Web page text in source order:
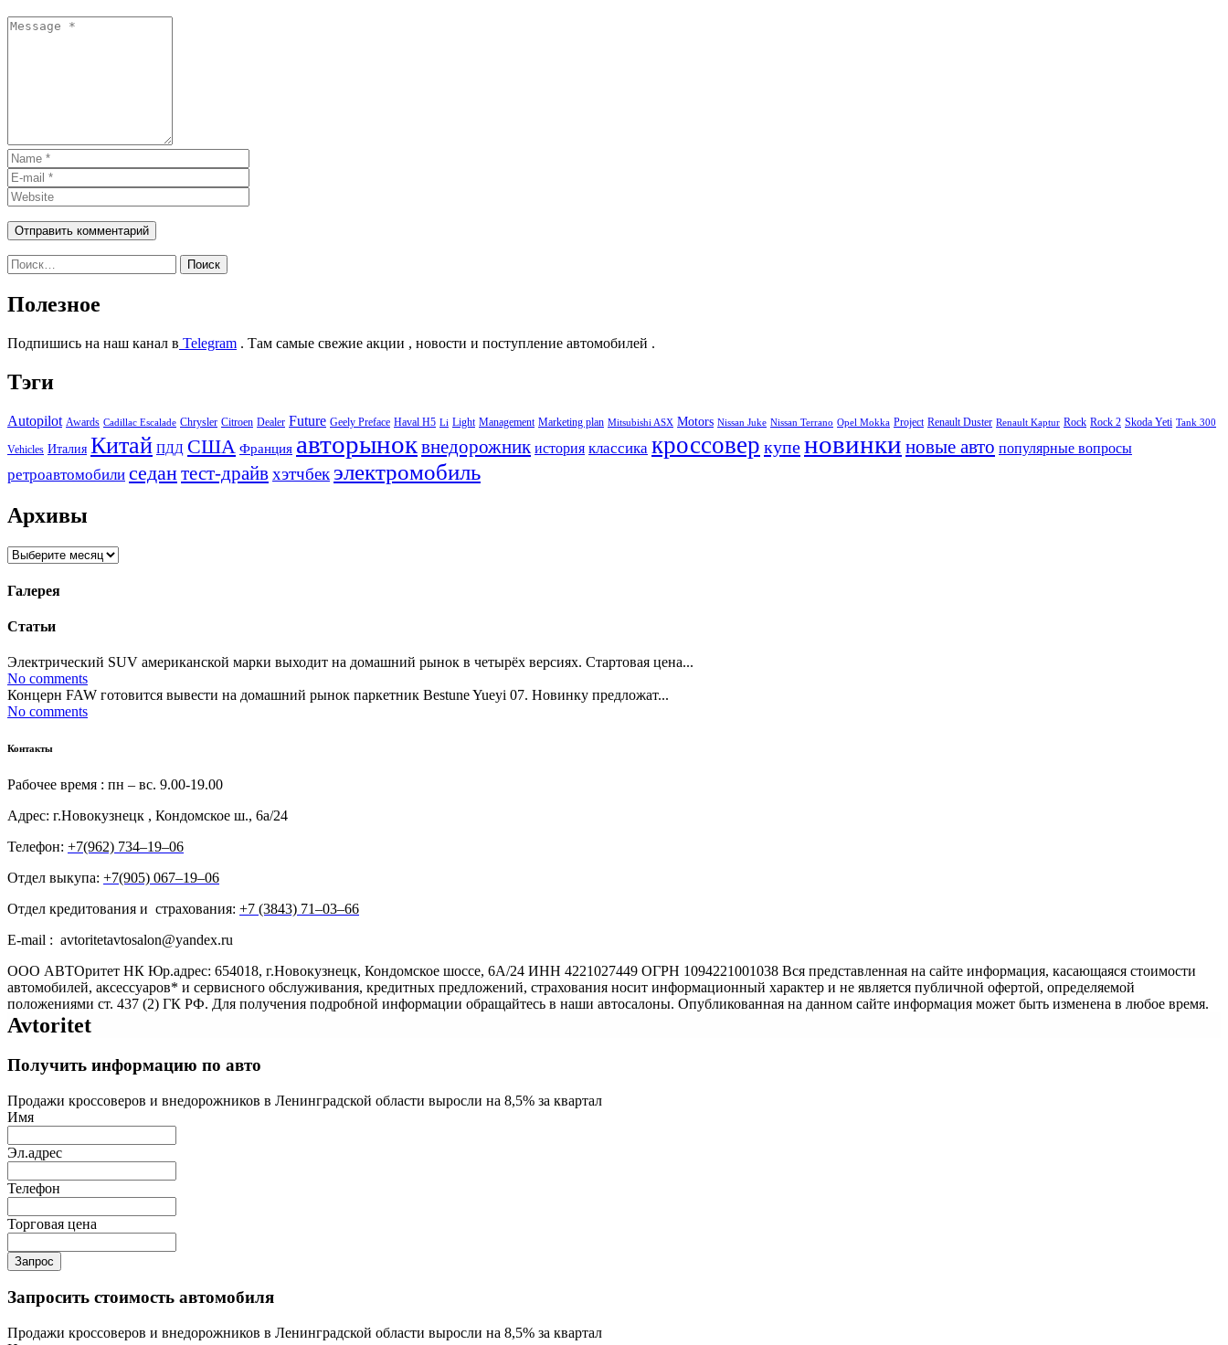
Найти:
Полезное
Подпишись на наш канал в Telegram . Там самые свежие акции , новости и поступление автомобилей .
Тэги
Autopilot Awards Cadillac Escalade Chrysler Citroen Dealer Future Geely Preface Haval H5 Li Light Management Marketing plan Mitsubishi ASX Motors Nissan Juke Nissan Terrano Opel Mokka Project Renault Duster Renault Kaptur Rock Rock 2 Skoda Yeti Tank 300
Vehicles Италия Китай ПДД США Франция авторыноквнедорожник история классика кроссовер купеновинки новые авто популярные вопросы
ретроавтомобили седантест-драйвхэтчбек электромобиль
Архивы
Архивы
Галерея
Статьи
Электрический SUV американской марки выходит на домашний рынок в четырёх версиях. Стартовая цена...
No comments
Концерн FAW готовится вывести на домашний рынок паркетник Bestune Yueyi 07. Новинку предложат...
No comments
Контакты
Рабочее время : пн – вс. 9.00-19.00
Адрес: г.Новокузнецк , Кондомское ш., 6а/24
Телефон: +7(962) 734‒19‒06
Отдел выкупа: +7(905) 067‒19‒06
Отдел кредитования и страхования: +7 (3843) 71‒03‒66
E-mail : avtoritetavtosalon@yandex.ru
ООО АВТОритет НК Юр.адрес: 654018, г.Новокузнецк, Кондомское шоссе, 6А/24 ИНН 4221027449 ОГРН 1094221001038 Вся представленная на сайте информация, касающаяся стоимости
автомобилей, аксессуаров* и сервисного обслуживания, кредитных предложений, страхования носит информационный характер и не является публичной офертой, определяемой
положениями ст. 437 (2) ГК РФ. Для получения подробной информации обращайтесь в наши автосалоны. Опубликованная на данном сайте информация может быть изменена в любое время.
Avtoritet
Получить информацию по авто
Продажи кроссоверов и внедорожников в Ленинградской области выросли на 8,5% за квартал
Имя
Эл.адрес
Телефон
Торговая цена
Запрос
Запросить стоимость автомобиля
Продажи кроссоверов и внедорожников в Ленинградской области выросли на 8,5% за квартал